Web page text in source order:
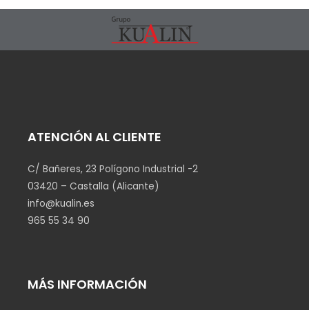
ATENCIÓN AL CLIENTE
C/ Bañeres, 23 Polígono Industrial -2
03420 – Castalla (Alicante)
info@kualin.es
965 55 34 90
MÁS INFORMACIÓN